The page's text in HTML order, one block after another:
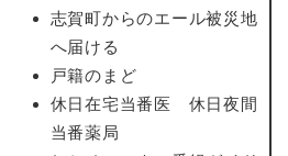
志賀町からのエール被災地
へ届ける
戸籍のまど
休日在宅当番医 休日夜間
当番薬局